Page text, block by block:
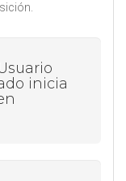
inicia